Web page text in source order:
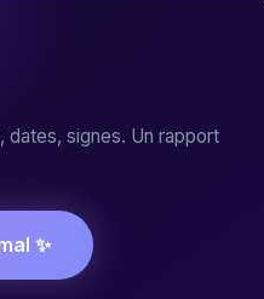
signes. Un rapport
✨